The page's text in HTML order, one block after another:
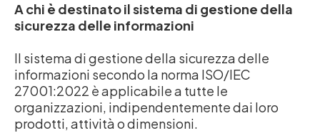
A chi è destinato il sistema di gestione della
sicurezza delle informazioni
Il sistema di gestione della sicurezza delle
informazioni secondo la norma ISO/IEC
27001:2022 è applicabile a tutte le
organizzazioni, indipendentemente dai loro
prodotti, attività o dimensioni.